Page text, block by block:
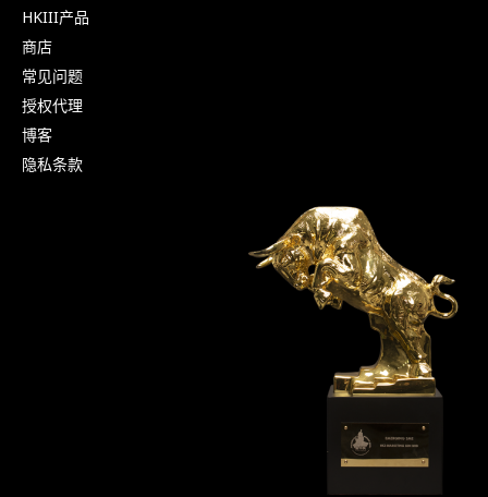
HKIII产品
商店
常见问题
授权代理
博客
隐私条款